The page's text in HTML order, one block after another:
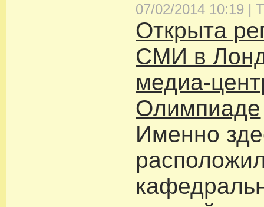
07/02/2014 10:19 |
Открыта
СМИ в
медиа-
Олимпиаде
Именно